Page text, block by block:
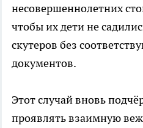
несовершеннолетних
чтобы их дети не
скутеров без
документов.
Этот случай вновь
проявлять взаимную